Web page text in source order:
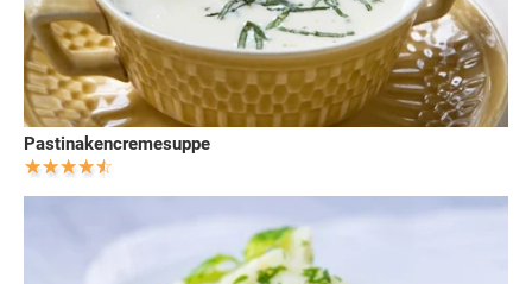
Pastinakencremesuppe